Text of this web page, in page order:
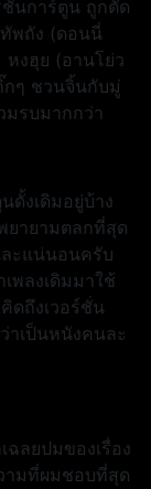
นการ์ตูน ถูกตัด
พถัง (ดอนนี่
งฮุย (อานโย่ว
ๆ ชวนจิ้นกับมู่
มรบมากกว่า
ดั้งเดิมอยู่บ้าง
ยายามตลกที่สุด
ละแน่นอนครับ
พลงเดิมมาใช้
ดถึงเวอร์ชั่น
าเป็นหนังคนละ
ลยปมของเรื่อง
ามที่ผมชอบที่สุด